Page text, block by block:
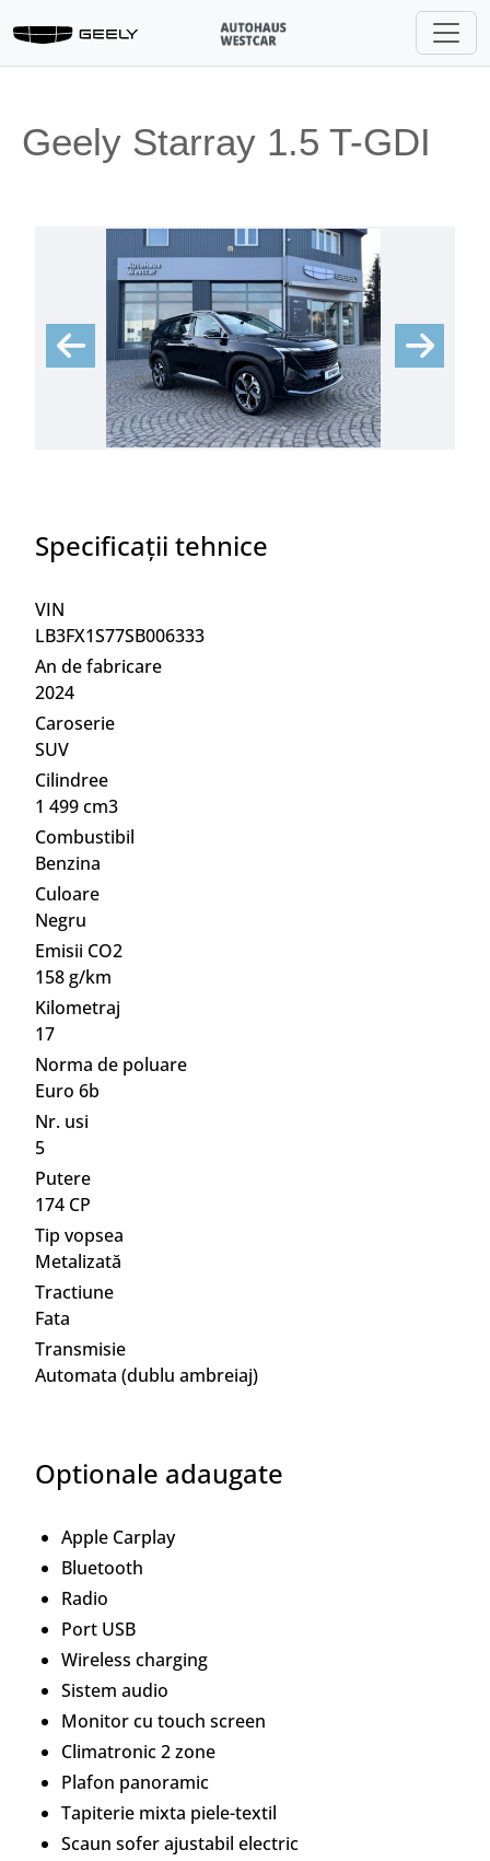
Geely Starray 1.5 T-GDI
Specificații tehnice
VIN
LB3FX1S77SB006333
An de fabricare
2024
Caroserie
SUV
Cilindree
1 499 cm3
Combustibil
Benzina
Culoare
Negru
Emisii CO2
158 g/km
Kilometraj
17
Norma de poluare
Euro 6b
Nr. usi
5
Putere
174 CP
Tip vopsea
Metalizată
Tractiune
Fata
Transmisie
Automata (dublu ambreiaj)
Optionale adaugate
Apple Carplay
Bluetooth
Radio
Port USB
Wireless charging
Sistem audio
Monitor cu touch screen
Climatronic 2 zone
Plafon panoramic
Tapiterie mixta piele-textil
Scaun sofer ajustabil electric